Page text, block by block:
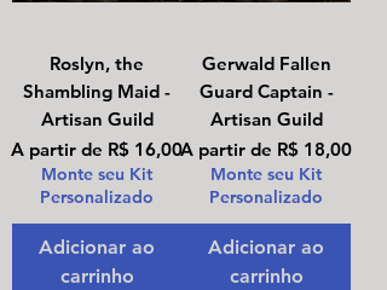
Roslyn, the
Shambling Maid -
Artisan Guild
A partir de R$ 16,00
Preço promocional
Monte seu Kit
Personalizado
Adicionar ao
carrinho
Gerwald Fallen
Guard Captain -
Artisan Guild
A partir de R$ 18,00
Preço promocional
Monte seu Kit
Personalizado
Adicionar ao
carrinho